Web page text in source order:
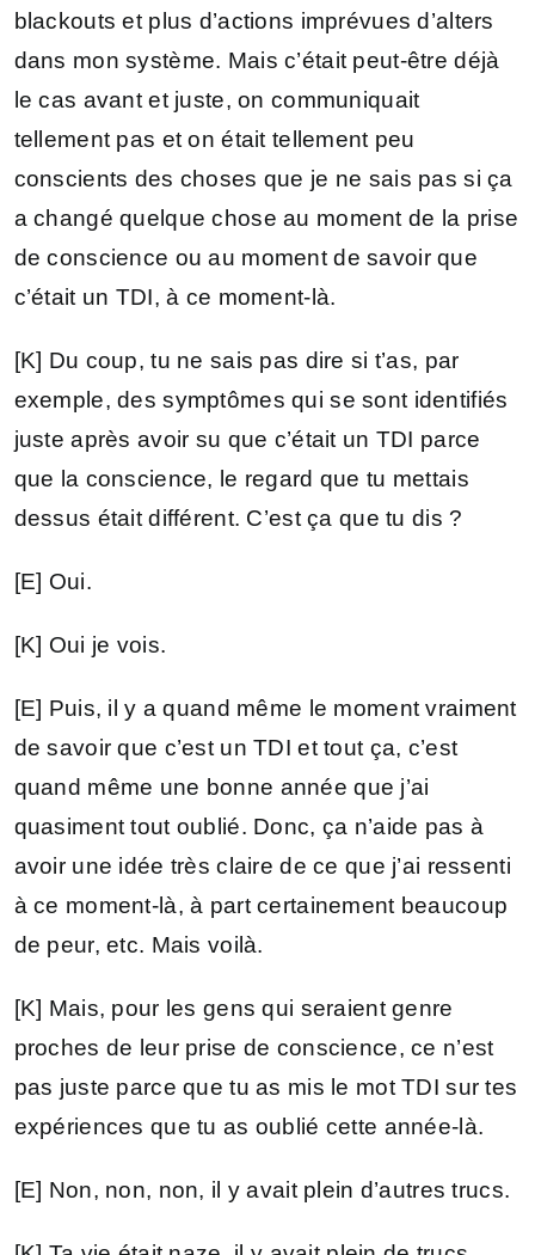
blackouts et plus d’actions imprévues d’alters
dans mon système. Mais c’était peut-être déjà
le cas avant et juste, on communiquait
tellement pas et on était tellement peu
conscients des choses que je ne sais pas si ça
a changé quelque chose au moment de la prise
de conscience ou au moment de savoir que
c’était un TDI, à ce moment-là.
[K] Du coup, tu ne sais pas dire si t’as, par
exemple, des symptômes qui se sont identifiés
juste après avoir su que c’était un TDI parce
que la conscience, le regard que tu mettais
dessus était différent. C’est ça que tu dis ?
[E] Oui.
[K] Oui je vois.
[E] Puis, il y a quand même le moment vraiment
de savoir que c’est un TDI et tout ça, c’est
quand même une bonne année que j’ai
quasiment tout oublié. Donc, ça n’aide pas à
avoir une idée très claire de ce que j’ai ressenti
à ce moment-là, à part certainement beaucoup
de peur, etc. Mais voilà.
[K] Mais, pour les gens qui seraient genre
proches de leur prise de conscience, ce n’est
pas juste parce que tu as mis le mot TDI sur tes
expériences que tu as oublié cette année-là.
[E] Non, non, non, il y avait plein d’autres trucs.